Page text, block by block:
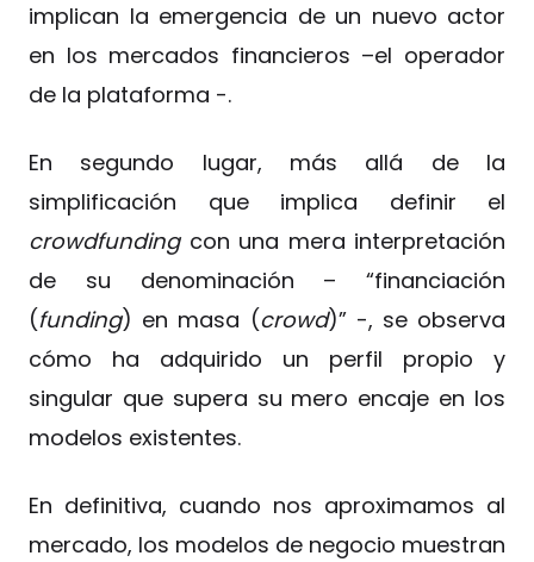
implican la emergencia de un nuevo actor
en los mercados financieros –el operador
de la plataforma -.
En segundo lugar, más allá de la
simplificación que implica definir el
crowdfundingcon una mera interpretación
de su denominación – “financiación
(funding) en masa (crowd)” -, se observa
cómo ha adquirido un perfil propio y
singular que supera su mero encaje en los
modelos existentes.
En definitiva, cuando nos aproximamos al
mercado, los modelos de negocio muestran